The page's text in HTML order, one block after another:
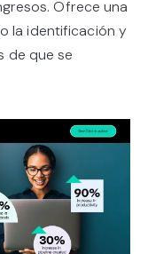
Ofrece una
la identificación y
de que se